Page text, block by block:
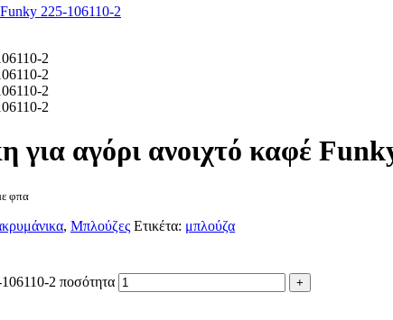
αγόρι ανοιχτό καφέ
φπα
, Μπλούζες Ετικέτα: μπλούζα
2 ποσότητα